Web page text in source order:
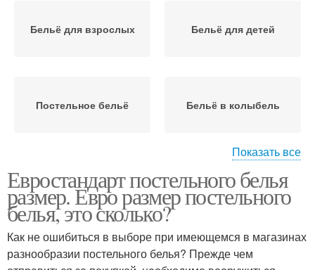
Бельё для взрослых Бельё для детей
Постельное бельё Бельё в колыбель
Бельё на алиэкспресс Бельё по таблице
Бельё для
новорожденных
Показать все
Евростандарт постельного белья
размер. Евро размер постельного
белья, это сколько?
Как не ошибиться в выборе при имеющемся в магазинах
разнообразии постельного белья? Прежде чем